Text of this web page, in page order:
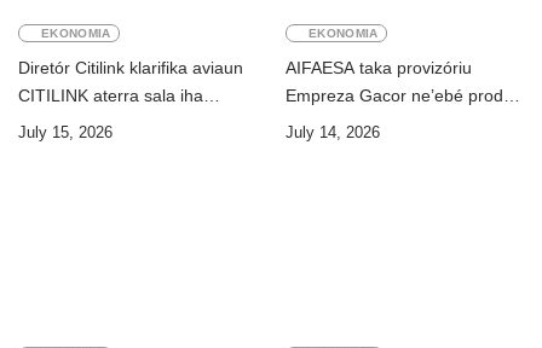
EKONOMIA
Diretór Citilink klarifika aviaun
CITILINK aterra sala iha
Aeroportu Komoro ne’e
July 15, 2026
EKONOMIA
AIFAESA taka provizóriu
Empreza Gacor ne’ebé prodús
“pentolan”
July 14, 2026